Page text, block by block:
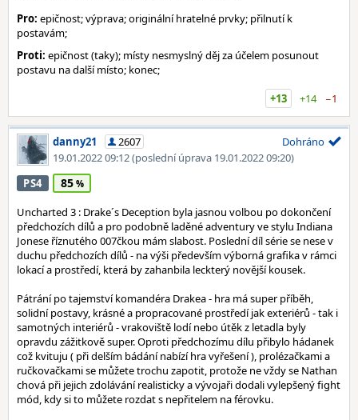
Pro: epičnost; výprava; originální hratelné prvky; přilnutí k
postavám;
Proti: epičnost (taky); místy nesmyslný děj za účelem posunout
postavu na další místo; konec;
+13
+14 −1
danny21
2607
19.01.2022 09:12(poslední úprava 19.01.2022 09:20)
Dohráno
PS4 85
Uncharted 3 : Drake´s Deception byla jasnou volbou po dokončení
předchozích dílů a pro podobně laděné adventury ve stylu Indiana
Jonese říznutého 007čkou mám slabost. Poslední díl série se nese v
duchu předchozích dílů - na výši především výborná grafika v rámci
lokací a prostředí, která by zahanbila leckterý novější kousek.
Pátrání po tajemství komandéra Drakea - hra má super příběh,
solidní postavy, krásné a propracované prostředí jak exteriérů - tak i
samotných interiérů - vrakoviště lodí nebo útěk z letadla byly
opravdu zážitkově super. Oproti předchozímu dílu přibylo hádanek
což kvituju ( při delším bádání nabízí hra vyřešení ), prolézačkami a
ručkovačkami se můžete trochu zapotit, protože ne vždy se Nathan
chová při jejich zdolávání realisticky a vývojaři dodali vylepšený fight
mód, kdy si to můžete rozdat s nepřitelem na férovku.